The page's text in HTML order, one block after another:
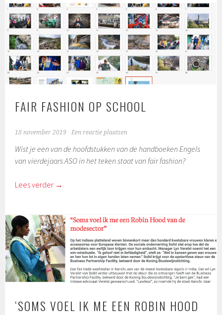
FAIR FASHION OP SCHOOL
18 november 2019 Een reactie plaatsen
Wist je een van de hoofdstukken van de handboeken Engels
van vierdejaars ASO in het teken staat van fair fashion?
Lees verder →
‘SOMS VOEL IK ME EEN ROBIN HOOD